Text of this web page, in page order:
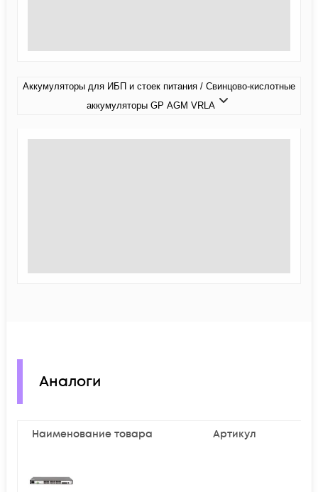
Аккумуляторы для ИБП и стоек питания / Свинцово-кислотные
аккумуляторы GP AGM VRLA
Аналоги
Наименование товара Артикул